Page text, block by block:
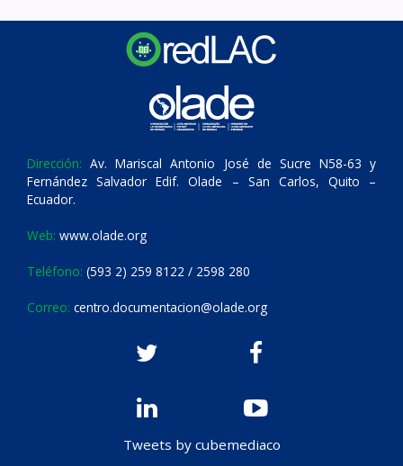
Dirección: Av. Mariscal Antonio José de Sucre N58-63 y
Fernández Salvador Edif. Olade – San Carlos, Quito –
Ecuador.
Web: www.olade.org
Teléfono: (593 2) 259 8122 / 2598 280
Correo: centro.documentacion@olade.org
Tweets by cubemediaco